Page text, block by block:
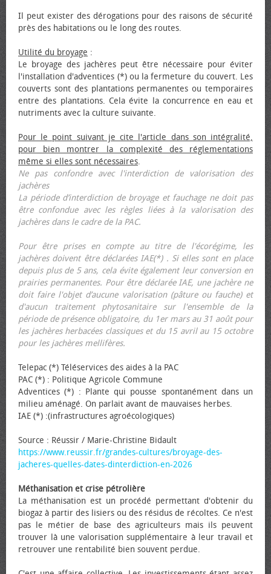
Il peut exister des dérogations pour des raisons de sécurité
près des habitations ou le long des routes.
Utilité du broyage :
Le broyage des jachères peut être nécessaire pour éviter
l'installation d'adventices (*) ou la fermeture du couvert. Les
couverts sont des plantations permanentes ou temporaires
entre des plantations. Cela évite la concurrence en eau et
nutriments avec la culture suivante.
Pour le point suivant je cite l'article dans son intégralité,
pour bien montrer la complexité des réglementations
même si elles sont nécessaires.
Ne pas confondre avec l'interdiction de valorisation des
jachères
La période d’interdiction de broyage et fauchage ne doit pas
être confondue avec les règles liées à la valorisation des
jachères dans le cadre de la PAC.
Pour être prises en compte au titre de l'écorégime, les
jachères doivent être déclarées IAE(*) . Si elles sont en place
depuis plus de 5 ans, cela évite également leur conversion en
prairies permanentes. Pour être déclarée IAE, une jachère ne
doit faire l'objet d’aucune valorisation (pâture ou fauche) et
d'aucun traitement phytosanitaire sur l'ensemble de la
période de présence obligatoire, du 1er mars au 31 août pour
les jachères herbacées classiques et du 15 avril au 15 octobre
pour les jachères mellifères.
Telepac (*) Téléservices des aides à la PAC
PAC (*) : Politique Agricole Commune
Adventices (*) : Plante qui pousse spontanément dans un
milieu aménagé. On parlait avant de mauvaises herbes.
IAE (*) :(infrastructures agroécologiques)
Source : Réussir / Marie-Christine Bidault
https://www.reussir.fr/grandes-cultures/broyage-des-
jacheres-quelles-dates-dinterdiction-en-2026
Méthanisation et crise pétrolière
La méthanisation est un procédé permettant d'obtenir du
biogaz à partir des lisiers ou des résidus de récoltes. Ce n'est
pas le métier de base des agriculteurs mais ils peuvent
trouver là une valorisation supplémentaire à leur travail et
retrouver une rentabilité bien souvent perdue.